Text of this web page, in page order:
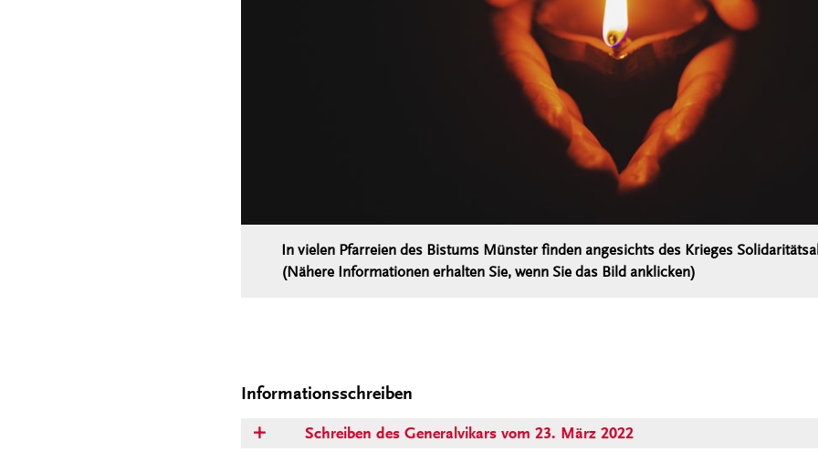
In vielen Pfarreien des Bistums Münster finden angesichts des Krieges
(Nähere Informationen erhalten Sie, wenn Sie das Bild anklicken)
Informationsschreiben
Schreiben des Generalvikars vom 23. März 2022